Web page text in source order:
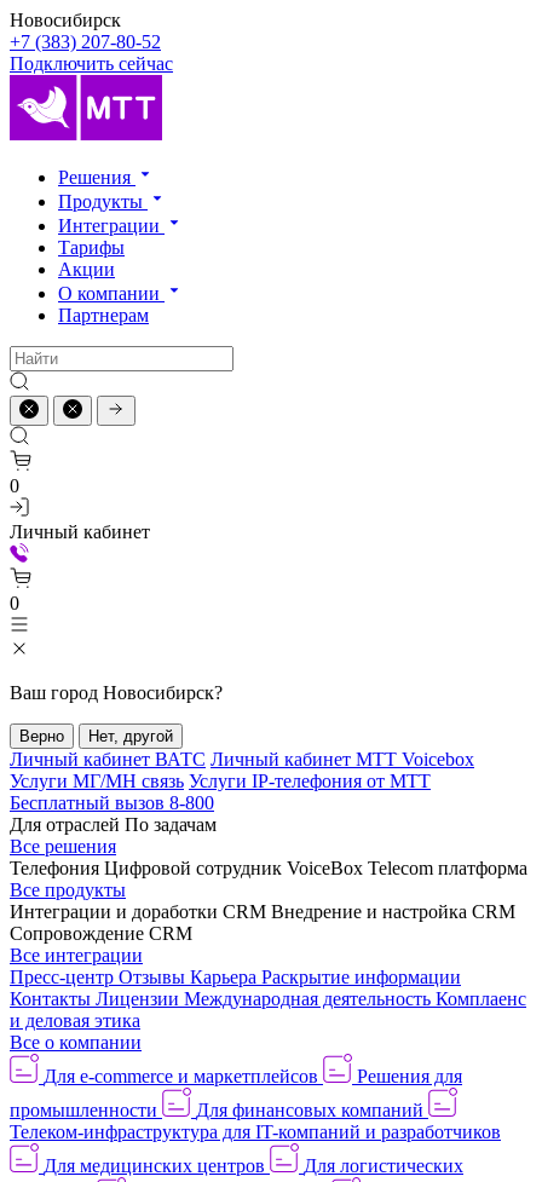
Новосибирск
+7 (383) 207-80-52
Подключить сейчас
Решения
Продукты
Интеграции
Тарифы
Акции
О компании
Партнерам
0
Личный кабинет
0
Ваш город Новосибирск?
Верно Нет, другой
Личный кабинет ВАТС Личный кабинет МТТ Voicebox
Услуги МГ/МН связь Услуги IP-телефония от МТТ
Бесплатный вызов 8-800
Для отраслей По задачам
Все решения
Телефония Цифровой сотрудник VoiceBox Telecom платформа
Все продукты
Интеграции и доработки CRM Внедрение и настройка CRM
Сопровождение CRM
Все интеграции
Пресс-центр Отзывы Карьера Раскрытие информации
Контакты Лицензии Международная деятельность Комплаенс
и деловая этика
Все о компании
Для e-commerce и маркетплейсов
Решения для
промышленности
Для финансовых компаний
Телеком-инфраструктура для IT-компаний и разработчиков
Для медицинских центров
Для логистических